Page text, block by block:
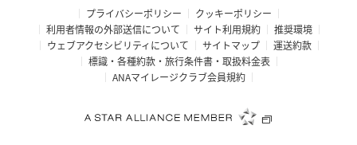
プライバシーポリシー
クッキーポリシー
利用者情報の外部送信について
サイト利用規約
推奨環境
ウェブアクセシビリティについて
サイトマップ
運送約款
標識・各種約款・旅行条件書・取扱料金表
ANAマイレージクラブ会員規約